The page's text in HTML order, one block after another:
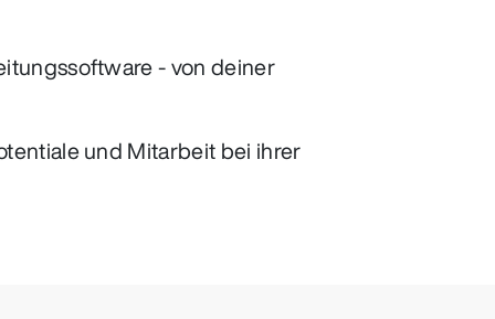
- von deiner
und Mitarbeit bei ihrer